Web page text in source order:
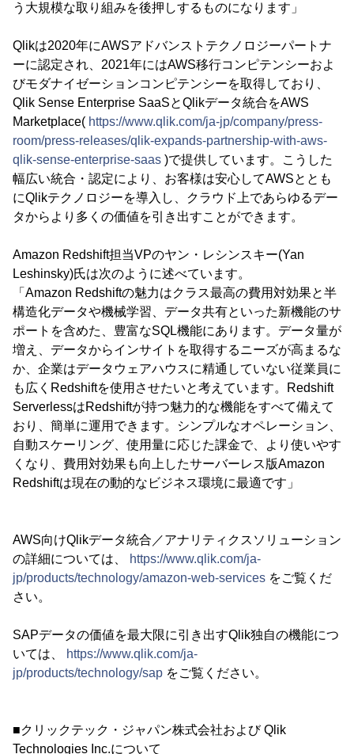
う大規模な取り組みを後押しするものになります」
Qlikは2020年にAWSアドバンストテクノロジーパートナ
ーに認定され、2021年にはAWS移行コンピテンシーおよ
びモダナイゼーションコンピテンシーを取得しており、
Qlik Sense Enterprise SaaSとQlikデータ統合をAWS
Marketplace( https://www.qlik.com/ja-jp/company/press-
room/press-releases/qlik-expands-partnership-with-aws-
qlik-sense-enterprise-saas )で提供しています。こうした
幅広い統合・認定により、お客様は安心してAWSととも
にQlikテクノロジーを導入し、クラウド上であらゆるデー
タからより多くの価値を引き出すことができます。
Amazon Redshift担当VPのヤン・レシンスキー(Yan
Leshinsky)氏は次のように述べています。
「Amazon Redshiftの魅力はクラス最高の費用対効果と半
構造化データや機械学習、データ共有といった新機能のサ
ポートを含めた、豊富なSQL機能にあります。データ量が
増え、データからインサイトを取得するニーズが高まるな
か、企業はデータウェアハウスに精通していない従業員に
も広くRedshiftを使用させたいと考えています。Redshift
ServerlessはRedshiftが持つ魅力的な機能をすべて備えて
おり、簡単に運用できます。シンプルなオペレーション、
自動スケーリング、使用量に応じた課金で、より使いやす
くなり、費用対効果も向上したサーバーレス版Amazon
Redshiftは現在の動的なビジネス環境に最適です」
AWS向けQlikデータ統合／アナリティクスソリューション
の詳細については、
https://www.qlik.com/ja-
jp/products/technology/amazon-web-services をご覧くだ
さい。
SAPデータの価値を最大限に引き出すQlik独自の機能につ
いては、
https://www.qlik.com/ja-
jp/products/technology/sap をご覧ください。
■クリックテック・ジャパン株式会社および Qlik
Technologies Inc.について